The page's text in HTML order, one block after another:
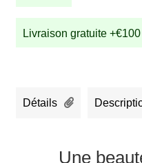
Livraison gratuite
Détails
Une